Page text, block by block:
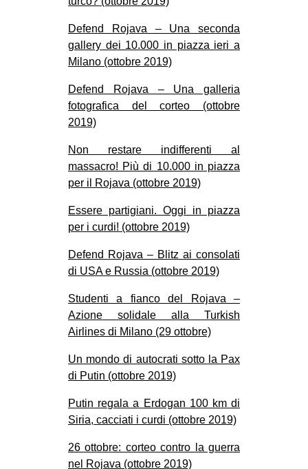
ms
SEARCH
Defend Rojava – Una seconda
gallery dei 10.000 in piazza ieri a
Milano (ottobre 2019)
Defend Rojava – Una galleria
fotografica del corteo (ottobre
2019)
Non restare indifferenti al
massacro! Più di 10.000 in piazza
per il Rojava (ottobre 2019)
Essere partigiani. Oggi in piazza
per i curdi! (ottobre 2019)
Defend Rojava – Blitz ai consolati
di USA e Russia (ottobre 2019)
Studenti a fianco del Rojava –
Azione solidale alla Turkish
Airlines di Milano (29 ottobre)
Un mondo di autocrati sotto la Pax
di Putin (ottobre 2019)
Putin regala a Erdogan 100 km di
Siria, cacciati i curdi (ottobre 2019)
26 ottobre: corteo contro la guerra
nel Rojava (ottobre 2019)